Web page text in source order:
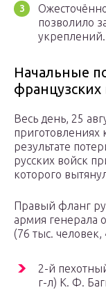
позволило
укреплений.
Начальные
французских
Весь день, 25
результате
русских войск
которого
Правый фланг
армия генерала
(76 тыс.
2-й
г-л) К. Ф.